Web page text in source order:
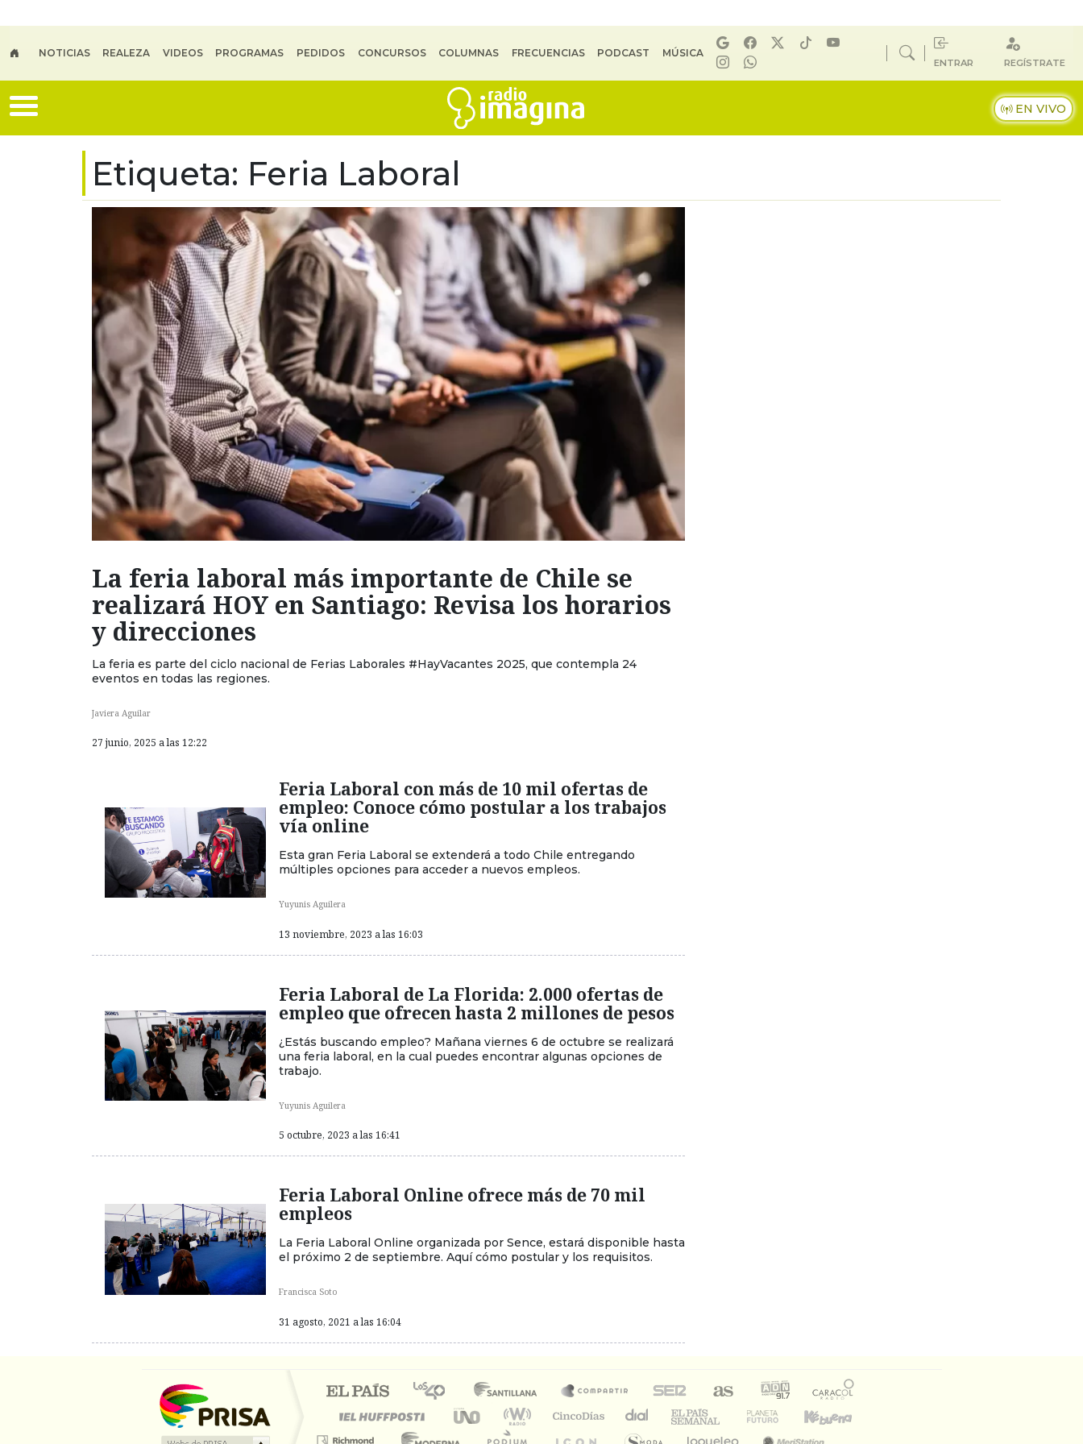
NOTICIAS REALEZA VIDEOS PROGRAMAS PEDIDOS CONCURSOS COLUMNAS FRECUENCIAS PODCAST MÚSICA
ENTRAR REGÍSTRATE
EN VIVO
Etiqueta: Feria Laboral
La feria laboral más importante de Chile se
realizará HOY en Santiago: Revisa los horarios
y direcciones
La feria es parte del ciclo nacional de Ferias Laborales #HayVacantes 2025, que contempla 24
eventos en todas las regiones.
Javiera Aguilar
27 junio, 2025 a las 12:22
Feria Laboral con más de 10 mil ofertas de
empleo: Conoce cómo postular a los trabajos
vía online
Esta gran Feria Laboral se extenderá a todo Chile entregando
múltiples opciones para acceder a nuevos empleos.
Yuyunis Aguilera
13 noviembre, 2023 a las 16:03
Feria Laboral de La Florida: 2.000 ofertas de
empleo que ofrecen hasta 2 millones de pesos
¿Estás buscando empleo? Mañana viernes 6 de octubre se realizará
una feria laboral, en la cual puedes encontrar algunas opciones de
trabajo.
Yuyunis Aguilera
5 octubre, 2023 a las 16:41
Feria Laboral Online ofrece más de 70 mil
empleos
La Feria Laboral Online organizada por Sence, estará disponible hasta
el próximo 2 de septiembre. Aquí cómo postular y los requisitos.
Francisca Soto
31 agosto, 2021 a las 16:04